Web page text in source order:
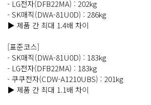
- LG전자(DFB22MA) : 202kg
- SK매직(DWA-81U0D) : 286kg
▶ 제품 간 최대 1.4배 차이
[표준코스]
- SK매직(DWA-81U0D) : 183kg
- LG전자(DFB22MA) : 183kg
- 쿠쿠전자(CDW-A1210UBS) : 201kg
▶ 제품 간 최대 1.1배 차이